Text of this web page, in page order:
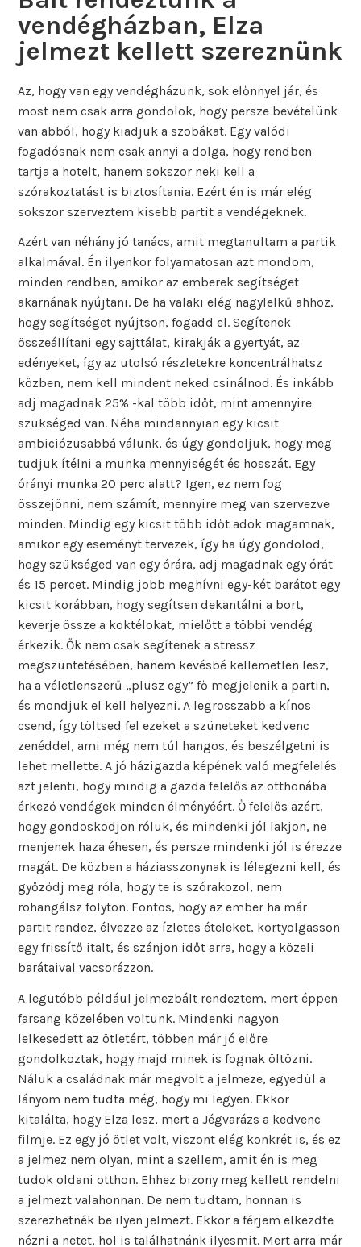
vendégházban, Elza
jelmezt kellett szereznünk
Az, hogy van egy vendégházunk, sok előnnyel jár, és
most nem csak arra gondolok, hogy persze bevételünk
van abból, hogy kiadjuk a szobákat. Egy valódi
fogadósnak nem csak annyi a dolga, hogy rendben
tartja a hotelt, hanem sokszor neki kell a
szórakoztatást is biztosítania. Ezért én is már elég
sokszor szerveztem kisebb partit a vendégeknek.
Azért van néhány jó tanács, amit megtanultam a partik
alkalmával. Én ilyenkor folyamatosan azt mondom,
minden rendben, amikor az emberek segítséget
akarnának nyújtani. De ha valaki elég nagylelkű ahhoz,
hogy segítséget nyújtson, fogadd el. Segítenek
összeállítani egy sajttálat, kirakják a gyertyát, az
edényeket, így az utolsó részletekre koncentrálhatsz
közben, nem kell mindent neked csinálnod. És inkább
adj magadnak 25% -kal több időt, mint amennyire
szükséged van. Néha mindannyian egy kicsit
ambiciózusabbá válunk, és úgy gondoljuk, hogy meg
tudjuk ítélni a munka mennyiségét és hosszát. Egy
órányi munka 20 perc alatt? Igen, ez nem fog
összejönni, nem számít, mennyire meg van szervezve
minden. Mindig egy kicsit több időt adok magamnak,
amikor egy eseményt tervezek, így ha úgy gondolod,
hogy szükséged van egy órára, adj magadnak egy órát
és 15 percet. Mindig jobb meghívni egy-két barátot egy
kicsit korábban, hogy segítsen dekantálni a bort,
keverje össze a koktélokat, mielőtt a többi vendég
érkezik. Ők nem csak segítenek a stressz
megszüntetésében, hanem kevésbé kellemetlen lesz,
ha a véletlenszerű „plusz egy” fő megjelenik a partin,
és mondjuk el kell helyezni. A legrosszabb a kínos
csend, így töltsed fel ezeket a szüneteket kedvenc
zenéddel, ami még nem túl hangos, és beszélgetni is
lehet mellette. A jó házigazda képének való megfelelés
azt jelenti, hogy mindig a gazda felelős az otthonába
érkező vendégek minden élményéért. Ő felelős azért,
hogy gondoskodjon róluk, és mindenki jól lakjon, ne
menjenek haza éhesen, és persze mindenki jól is érezze
magát. De közben a háziasszonynak is lélegezni kell, és
győződj meg róla, hogy te is szórakozol, nem
rohangálsz folyton. Fontos, hogy az ember ha már
partit rendez, élvezze az ízletes ételeket, kortyolgasson
egy frissítő italt, és szánjon időt arra, hogy a közeli
barátaival vacsorázzon.
A legutóbb például jelmezbált rendeztem, mert éppen
farsang közelében voltunk. Mindenki nagyon
lelkesedett az ötletért, többen már jó előre
gondolkoztak, hogy majd minek is fognak öltözni.
Náluk a családnak már megvolt a jelmeze, egyedül a
lányom nem tudta még, hogy mi legyen. Ekkor
kitalálta, hogy Elza lesz, mert a Jégvarázs a kedvenc
filmje. Ez egy jó ötlet volt, viszont elég konkrét is, és ez
a jelmez nem olyan, mint a szellem, amit én is meg
tudok oldani otthon. Ehhez bizony meg kellett rendelni
a jelmezt valahonnan. De nem tudtam, honnan is
szerezhetnék be ilyen jelmezt. Ekkor a férjem elkezdte
nézni a netet, hol is találhatnánk ilyesmit. Mert arra már